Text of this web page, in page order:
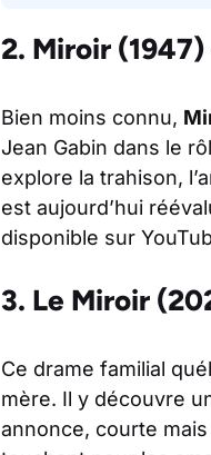
2. Miroir
Bien moins connu,
Jean Gabin dans le
explore la trahison,
est aujourd’hui
disponible sur
3. Le Miroir
Ce drame familial
mère. Il y découvre
annonce, courte